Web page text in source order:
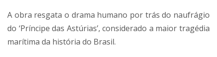
A obra resgata o drama humano por trás do naufrágio
do ‘Príncipe das Astúrias’, considerado a maior tragédia
marítima da história do Brasil.